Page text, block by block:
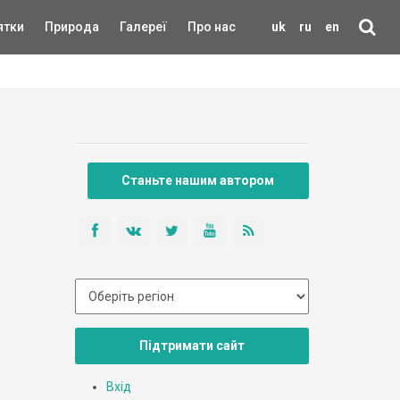
uk ru en
Природа Галереї Про нас
Станьте нашим автором
Підтримати сайт
Вхід